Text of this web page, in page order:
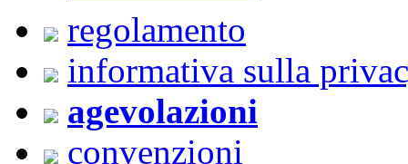
regolamento
informativa sulla
agevolazioni
convenzioni